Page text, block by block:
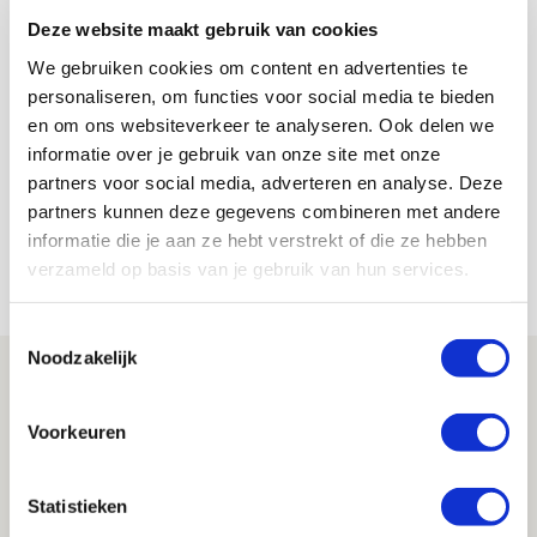
Deze website maakt gebruik van cookies
We gebruiken cookies om content en advertenties te
personaliseren, om functies voor social media te bieden
en om ons websiteverkeer te analyseren. Ook delen we
informatie over je gebruik van onze site met onze
partners voor social media, adverteren en analyse. Deze
partners kunnen deze gegevens combineren met andere
informatie die je aan ze hebt verstrekt of die ze hebben
verzameld op basis van je gebruik van hun services.
Noodzakelijk
Voorkeuren
Statistieken
cruciaal belang. Hup Ajax!
Bekijk alle berichten van De Redactie
Net binnen //
Reisverslag PEC-uit: geregisseerde
‘voetbaltempel’
BLOG